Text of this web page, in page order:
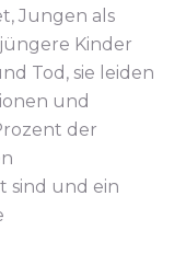
Jungen als
Kinder
Tod, sie leiden
und
der
sind und ein